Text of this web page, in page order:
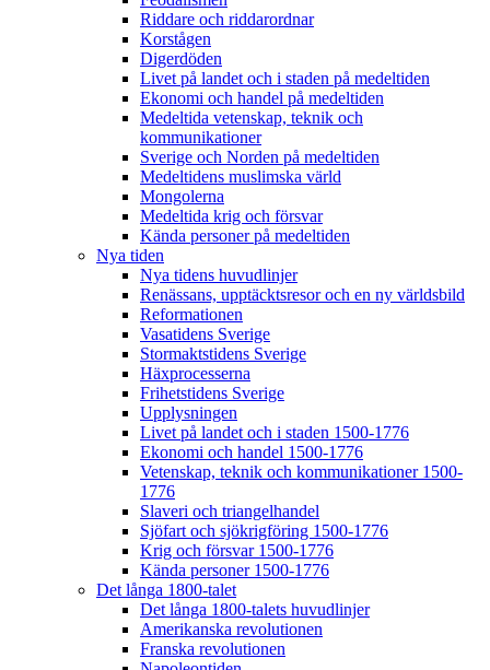
Riddare och riddarordnar
Korstågen
Digerdöden
Livet på landet och i staden på medeltiden
Ekonomi och handel på medeltiden
Medeltida vetenskap, teknik och
kommunikationer
Sverige och Norden på medeltiden
Medeltidens muslimska värld
Mongolerna
Medeltida krig och försvar
Kända personer på medeltiden
Nya tiden
Nya tidens huvudlinjer
Renässans, upptäcktsresor och en ny världsbild
Reformationen
Vasatidens Sverige
Stormaktstidens Sverige
Häxprocesserna
Frihetstidens Sverige
Upplysningen
Livet på landet och i staden 1500-1776
Ekonomi och handel 1500-1776
Vetenskap, teknik och kommunikationer 1500-
1776
Slaveri och triangelhandel
Sjöfart och sjökrigföring 1500-1776
Krig och försvar 1500-1776
Kända personer 1500-1776
Det långa 1800-talet
Det långa 1800-talets huvudlinjer
Amerikanska revolutionen
Franska revolutionen